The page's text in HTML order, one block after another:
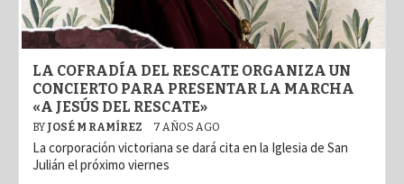
LA COFRADÍA DEL RESCATE ORGANIZA UN
CONCIERTO PARA PRESENTAR LA MARCHA
«A JESÚS DEL RESCATE»
BY JOSÉ M RAMÍREZ 7 AÑOS AGO
La corporación victoriana se dará cita en la Iglesia de San
Julián el próximo viernes